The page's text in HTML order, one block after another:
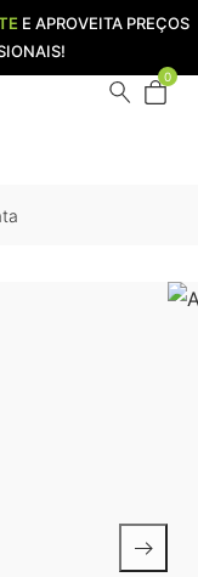
E APROVEITA PREÇOS
0